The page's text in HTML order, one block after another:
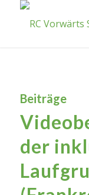
Beiträge
der